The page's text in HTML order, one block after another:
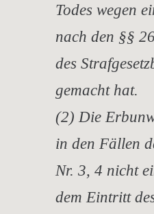
Todes wegen
nach den §§
des
gemacht hat.
(2) Die
in den Fällen
Nr. 3, 4 nicht
dem Eintritt